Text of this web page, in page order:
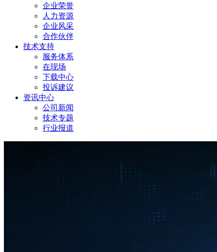
企业荣誉
人力资源
企业风采
合作伙伴
技术支持
服务体系
在现场
下载中心
投诉建议
资讯中心
公司新闻
技术专题
行业报道